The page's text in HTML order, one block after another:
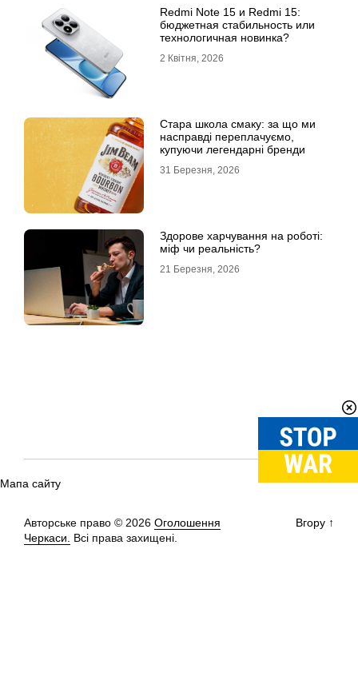
Redmi Note 15 и Redmi 15:
бюджетная стабильность или
технологичная новинка?
2 Квітня, 2026
Стара школа смаку: за що ми
насправді переплачуємо,
купуючи легендарні бренди
31 Березня, 2026
Здорове харчування на роботі:
міф чи реальність?
21 Березня, 2026
Мапа сайту
Авторське право © 2026 Оголошення
Черкаси.
Всі права захищені.
Вгору ↑